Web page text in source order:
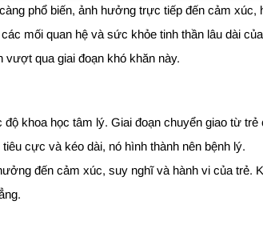
phổ biến, ảnh hưởng trực tiếp đến cảm
mối quan hệ và sức khỏe tinh thần lâu dài
qua giai đoạn khó khăn này.
khoa học tâm lý. Giai đoạn chuyển giao từ
cực và kéo dài, nó hình thành nên bệnh lý.
đến cảm xúc, suy nghĩ và hành vi của trẻ.